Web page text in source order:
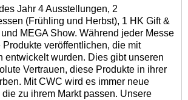
Jahr 4 Ausstellungen, 2
(Frühling und Herbst), 1 HK Gift &
MEGA Show. Während jeder Messe
veröffentlichen, die mit
entwickelt wurden. Dies gibt unseren
Vertrauen, diese Produkte in ihrer
Mit CWC wird es immer neue
zu ihrem Markt passen. Unsere